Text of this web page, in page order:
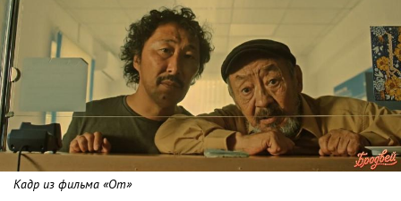
Кадр из фильма «От»